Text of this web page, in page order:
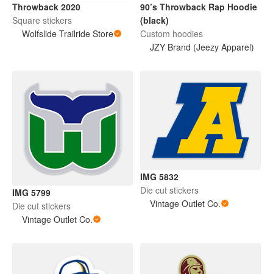
Throwback 2020
Square stickers
Wolfslide Trailride Store
90’s Throwback Rap Hoodie
(black)
Custom hoodies
JZY Brand (Jeezy Apparel)
IMG 5799
Die cut stickers
Vintage Outlet Co.
IMG 5832
Die cut stickers
Vintage Outlet Co.